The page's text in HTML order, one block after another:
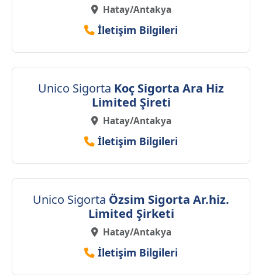
Hatay/Antakya
İletişim Bilgileri
Unico Sigorta Koç Sigorta Ara Hiz
Limited Şireti
Hatay/Antakya
İletişim Bilgileri
Unico Sigorta Özsim Sigorta Ar.hiz.
Limited Şirketi
Hatay/Antakya
İletişim Bilgileri